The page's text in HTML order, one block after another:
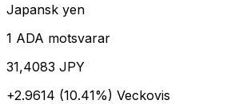
Japansk yen
1 ADA motsvarar
31,4083 JPY
+2.9614 (10.41%) Veckovis